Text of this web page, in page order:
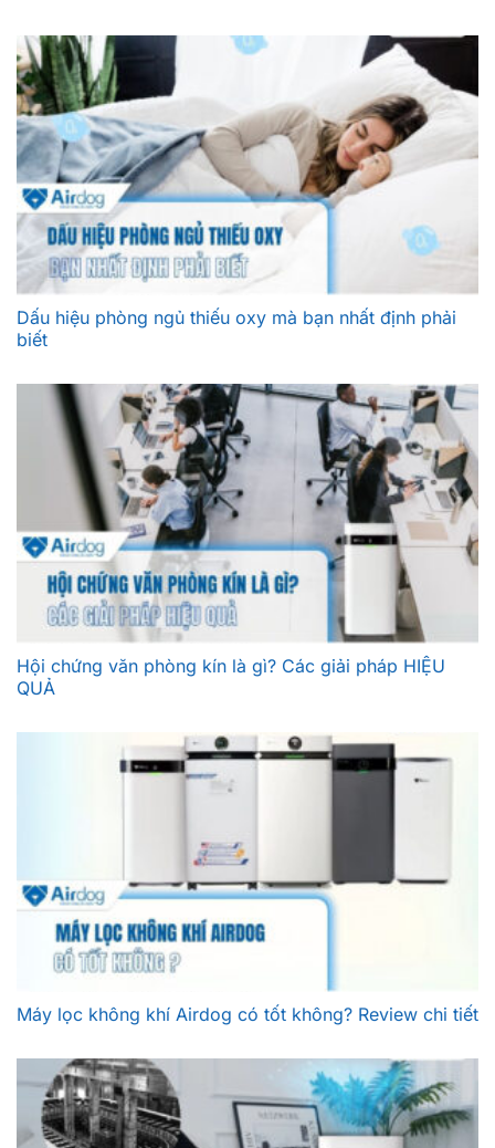
Dấu hiệu phòng ngủ thiếu oxy mà bạn nhất định phải
biết
Hội chứng văn phòng kín là gì? Các giải pháp HIỆU
QUẢ
Máy lọc không khí Airdog có tốt không? Review chi tiết